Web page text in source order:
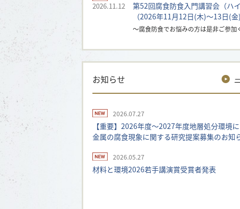
2026.11.12
第52回腐食防食入門講習会（ハ
（2026年11月12日(木)〜13日(金)
～腐食防食でお悩みの方は是非ご参加
お知らせ
2026.07.27
【重要】2026年度～2027年度地層処分環境
金属の腐食現象に関する研究提案募集のお知
2026.05.27
材料と環境2026若手講演賞受賞者発表